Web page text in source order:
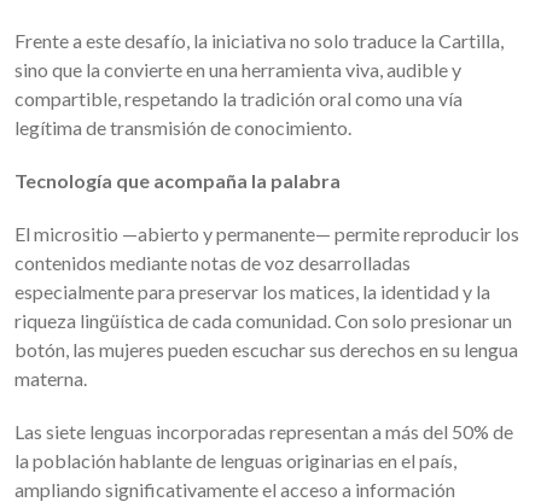
Frente a este desafío, la iniciativa no solo traduce la Cartilla,
sino que la convierte en una herramienta viva, audible y
compartible, respetando la tradición oral como una vía
legítima de transmisión de conocimiento.
Tecnología que acompaña la palabra
El micrositio —abierto y permanente— permite reproducir los
contenidos mediante notas de voz desarrolladas
especialmente para preservar los matices, la identidad y la
riqueza lingüística de cada comunidad. Con solo presionar un
botón, las mujeres pueden escuchar sus derechos en su lengua
materna.
Las siete lenguas incorporadas representan a más del 50% de
la población hablante de lenguas originarias en el país,
ampliando significativamente el acceso a información